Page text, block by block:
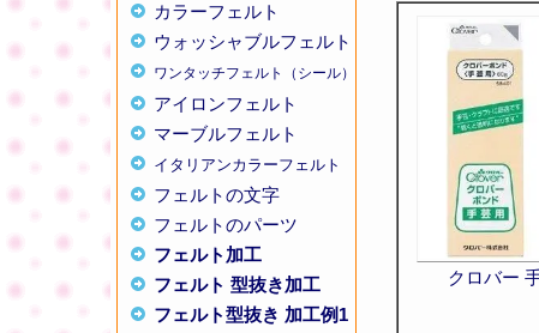
カラーフェルト
ウォッシャブルフェルト
ワンタッチフェルト（シール）
アイロンフェルト
マーブルフェルト
イタリアンカラーフェルト
フェルトの文字
フェルトのパーツ
フェルト加工
フェルト 型抜き加工
フェルト型抜き 加工例1
クロバー